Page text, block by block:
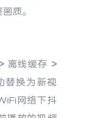
Ultra
S机型
5G
质。
离线缓存 >
替换为新视
网络下抖